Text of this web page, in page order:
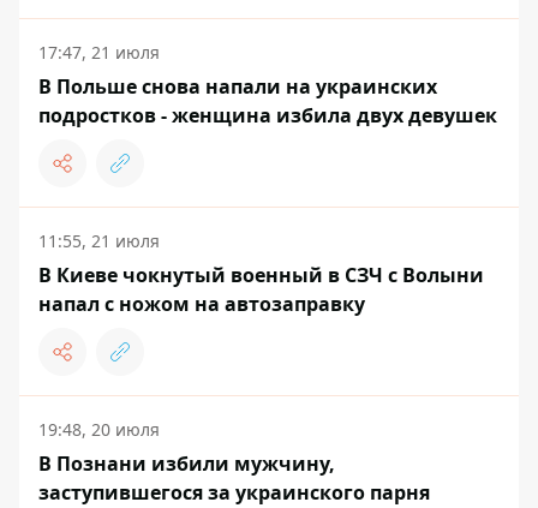
17:47, 21 июля
В Польше снова напали на украинских
подростков - женщина избила двух девушек
11:55, 21 июля
В Киеве чокнутый военный в СЗЧ с Волыни
напал с ножом на автозаправку
19:48, 20 июля
В Познани избили мужчину,
заступившегося за украинского парня